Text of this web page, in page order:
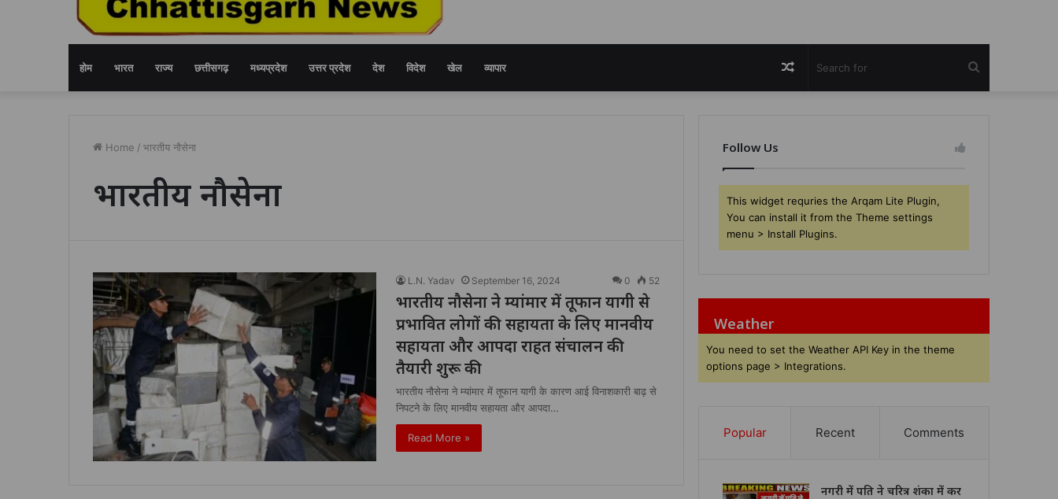
होम भारत राज्य छत्तीसगढ़ मध्यप्रदेश उत्तर प्रदेश देश विदेश खेल व्यापार Random
Home / भारतीय नौसेना
भारतीय नौसेना
L.N. Yadav September 16, 2024 0 52
भारतीय नौसेना ने म्यांमार में तूफान यागी से
प्रभावित लोगों की सहायता के लिए मानवीय
सहायता और आपदा राहत संचालन की
तैयारी शुरू की
भारतीय नौसेना ने म्यांमार में तूफान यागी के कारण आई विनाशकारी बाढ़ से
निपटने के लिए मानवीय सहायता और आपदा…
Read More »
Follow Us
This widget requries the Arqam Lite Plugin,
You can install it from the Theme settings
menu > Install Plugins.
Weather
You need to set the Weather API Key in the theme
options page > Integrations.
Popular Recent Comments
नगरी में पति ने चरित्र शंका में कर